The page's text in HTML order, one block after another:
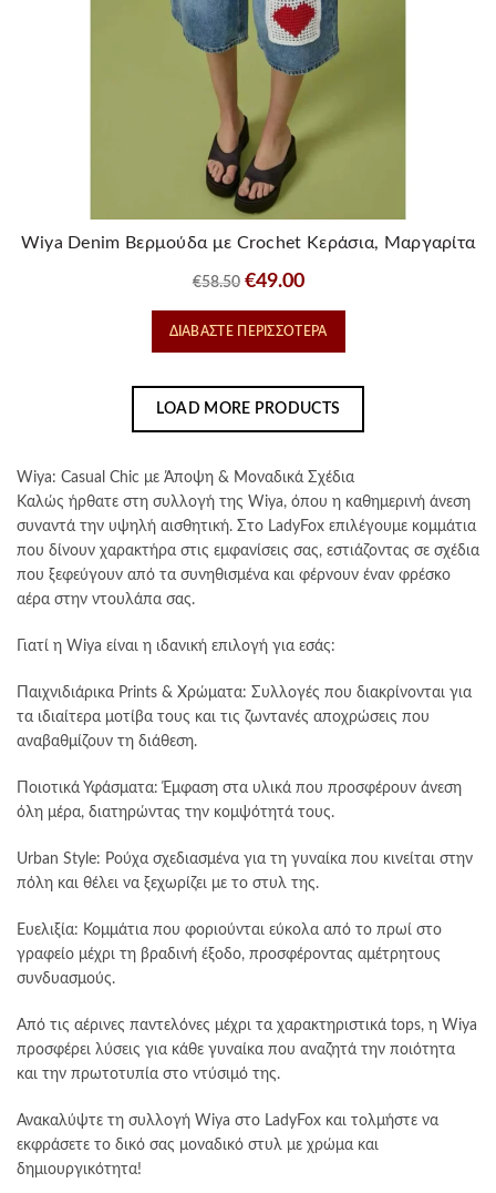
του
προϊόντος
Wiya Denim Βερμούδα με Crochet Κεράσια, Μαργαρίτα
€58.50 Original
price
was:
€49.00Η
τρέχουσα
τιμή
€49.00.
ΔΙΑΒΆΣΤΕ ΠΕΡΙΣΣΌΤΕΡΑ
LOAD MORE PRODUCTS
Wiya: Casual Chic με Άποψη & Μοναδικά Σχέδια
Καλώς ήρθατε στη συλλογή της Wiya, όπου η καθημερινή άνεση
συναντά την υψηλή αισθητική. Στο LadyFox επιλέγουμε κομμάτια
που δίνουν χαρακτήρα στις εμφανίσεις σας, εστιάζοντας σε σχέδια
που ξεφεύγουν από τα συνηθισμένα και φέρνουν έναν φρέσκο
αέρα στην ντουλάπα σας.
Γιατί η Wiya είναι η ιδανική επιλογή για εσάς:
Παιχνιδιάρικα Prints & Χρώματα: Συλλογές που διακρίνονται για
τα ιδιαίτερα μοτίβα τους και τις ζωντανές αποχρώσεις που
αναβαθμίζουν τη διάθεση.
Ποιοτικά Υφάσματα: Έμφαση στα υλικά που προσφέρουν άνεση
όλη μέρα, διατηρώντας την κομψότητά τους.
Urban Style: Ρούχα σχεδιασμένα για τη γυναίκα που κινείται στην
πόλη και θέλει να ξεχωρίζει με το στυλ της.
Ευελιξία: Κομμάτια που φοριούνται εύκολα από το πρωί στο
γραφείο μέχρι τη βραδινή έξοδο, προσφέροντας αμέτρητους
συνδυασμούς.
Από τις αέρινες παντελόνες μέχρι τα χαρακτηριστικά tops, η Wiya
προσφέρει λύσεις για κάθε γυναίκα που αναζητά την ποιότητα
και την πρωτοτυπία στο ντύσιμό της.
Ανακαλύψτε τη συλλογή Wiya στο LadyFox και τολμήστε να
εκφράσετε το δικό σας μοναδικό στυλ με χρώμα και
δημιουργικότητα!